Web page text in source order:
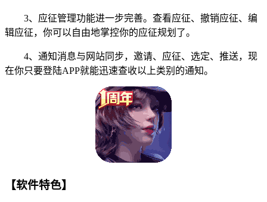
3、应征管理功能进一步完善。查看应征、撤销应征、编
辑应征，你可以自由地掌控你的应征规划了。
4、通知消息与网站同步，邀请、应征、选定、推送，现
在你只要登陆APP就能迅速查收以上类别的通知。
【软件特色】